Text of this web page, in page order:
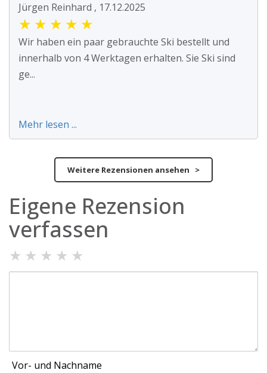
Jürgen Reinhard , 17.12.2025
★ ★ ★ ★ ★
Wir haben ein paar gebrauchte Ski bestellt und
innerhalb von 4 Werktagen erhalten. Sie Ski sind
ge...
Mehr lesen ...
Weitere Rezensionen ansehen >
Eigene Rezension
verfassen
★ ★ ★ ★ ★
Vor- und Nachname